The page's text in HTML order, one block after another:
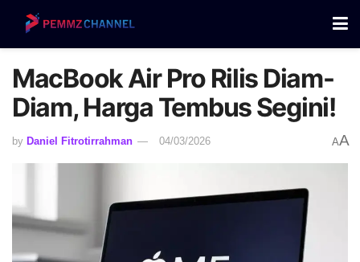
MacBook Air Pro Rilis Diam-
Diam, Harga Tembus Segini!
by Daniel Fitrotirrahman 04/03/2026 AA